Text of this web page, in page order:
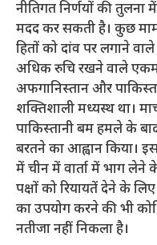
नीतिगत निर्णयों की
मदद कर सकती है। कुछ
हितों को दांव पर लगाने
अधिक रुचि रखने वाले
अफगानिस्तान और
शक्तिशाली मध्यस्थ था।
पाकिस्तानी बम हमले के
बरतने का आह्वान किया।
में चीन में वार्ता में भाग लेने
पक्षों को रियायतें देने के
का उपयोग करने की भी
नतीजा नहीं निकला है।